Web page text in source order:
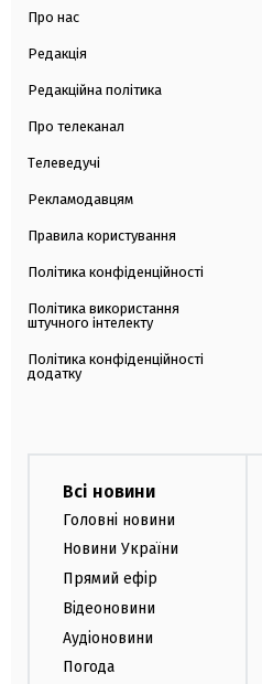
Про нас
Редакція
Редакційна політика
Про телеканал
Телеведучі
Рекламодавцям
Правила користування
Політика конфіденційності
Політика використання
штучного інтелекту
Політика конфіденційності
додатку
Всі новини
Головні новини
Новини України
Прямий ефір
Відеоновини
Аудіоновини
Погода